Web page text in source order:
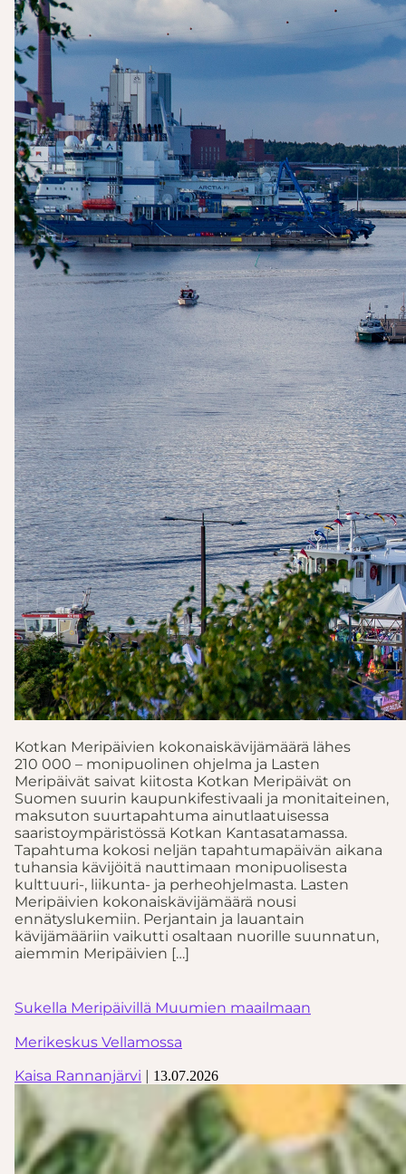
Kotkan Meripäivien kokonaiskävijämäärä lähes
210 000 – monipuolinen ohjelma ja Lasten
Meripäivät saivat kiitosta Kotkan Meripäivät on
Suomen suurin kaupunkifestivaali ja monitaiteinen,
maksuton suurtapahtuma ainutlaatuisessa
saaristoympäristössä Kotkan Kantasatamassa.
Tapahtuma kokosi neljän tapahtumapäivän aikana
tuhansia kävijöitä nauttimaan monipuolisesta
kulttuuri-, liikunta- ja perheohjelmasta. Lasten
Meripäivien kokonaiskävijämäärä nousi
ennätyslukemiin. Perjantain ja lauantain
kävijämääriin vaikutti osaltaan nuorille suunnatun,
aiemmin Meripäivien […]
Sukella Meripäivillä Muumien maailmaan
Merikeskus Vellamossa
Kaisa Rannanjärvi
13.07.2026